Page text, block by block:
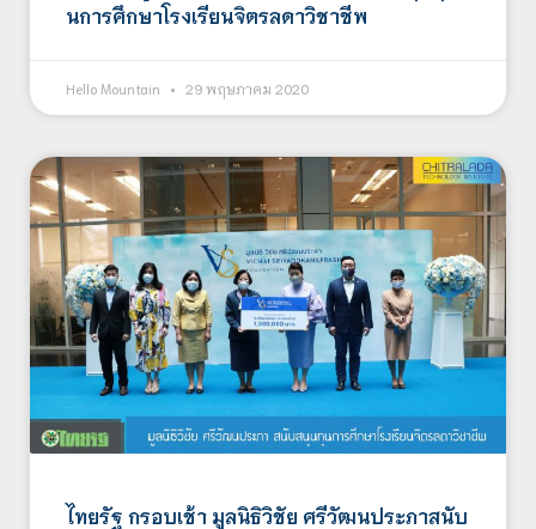
นการศึกษาโรงเรียนจิตรลดาวิชาชีพ
Hello Mountain 29 พฤษภาคม 2020
ไทยรัฐ กรอบเช้า มูลนิธิวิชัย ศรีวัฒนประภาสนับ